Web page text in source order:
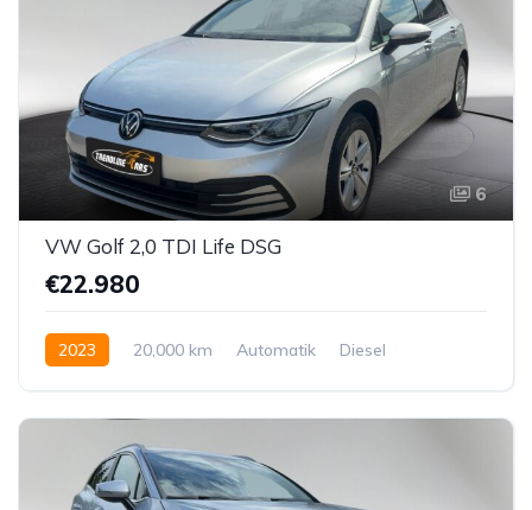
6
VW Golf 2,0 TDI Life DSG
€22.980
2023 20,000 km Automatik
Diesel